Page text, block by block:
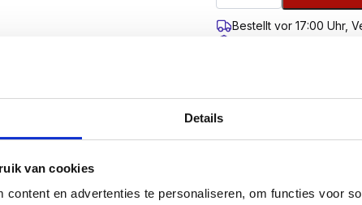
Details
van cookies
content en advertenties te personaliseren, om functies voor
Bestellt vor 17:00 Uhr,